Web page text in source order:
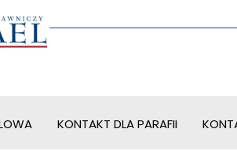
KONTAKT DLA PARAFII